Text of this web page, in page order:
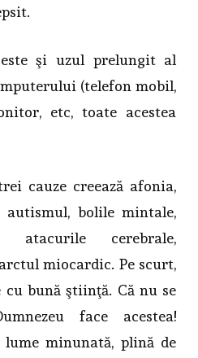
şi uzul prelungit al
(telefon mobil,
etc, toate acestea
cauze creează afonia,
autismul, bolile mintale,
atacurile cerebrale,
miocardic. Pe scurt,
bună ştiinţă. Că nu se
face acestea!
minunată, plină de